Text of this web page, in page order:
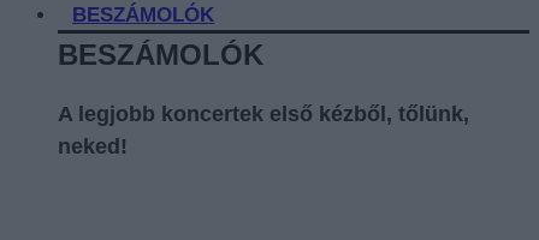
BESZÁMOLÓK
BESZÁMOLÓK
A legjobb koncertek első kézből, tőlünk,
neked!